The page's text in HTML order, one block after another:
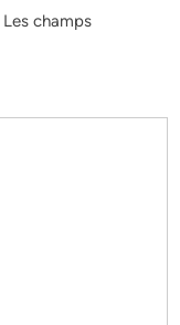
Les champs